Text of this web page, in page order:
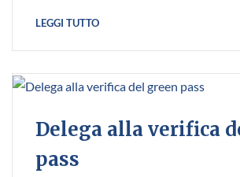
LEGGI TUTTO
Delega alla verifica
pass